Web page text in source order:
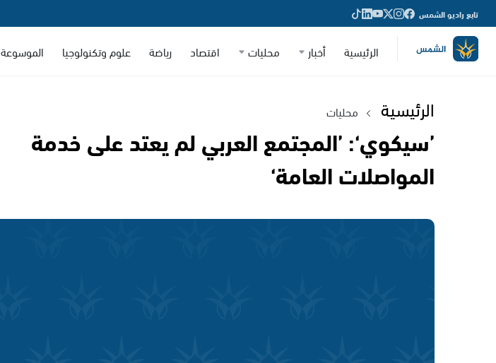
تابع راديو الشمس
الرئيسية أخبار محليات اقتصاد رياضة علوم وتكنولوجيا الموسوعة
الرئيسية محليات
’سيكوي‘: ’المجتمع العربي لم يعتد على خدمة
المواصلات العامة‘